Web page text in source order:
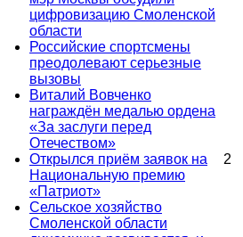
цифровизацию Смоленской
области
Российские спортсмены
преодолевают серьезные
вызовы
Виталий Вовченко
награждён медалью ордена
«За заслуги перед
Отечеством»
Открылся приём заявок на
Национальную премию
«Патриот»
Сельское хозяйство
Смоленской области
2